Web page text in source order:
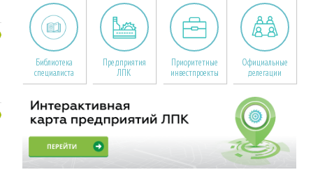
Библиотека
специалиста
Предприятия
ЛПК
Приоритетные
инвестпроекты
Официальные
делегации